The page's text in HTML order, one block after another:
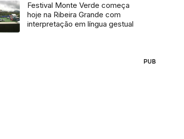
Festival Monte Verde começa
hoje na Ribeira Grande com
interpretação em língua gestual
PUB